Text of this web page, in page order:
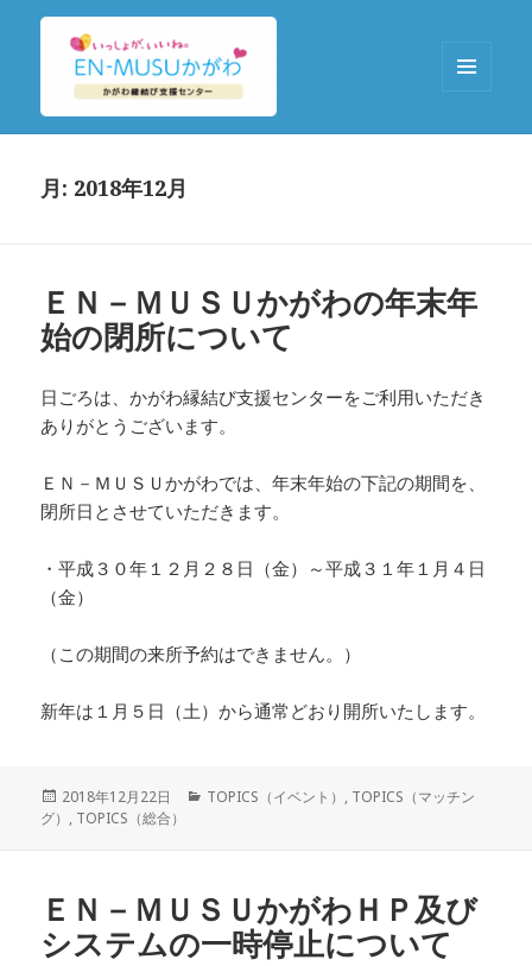
月: 2018年12月
ＥＮ－ＭＵＳＵかがわの年末年
始の閉所について
日ごろは、かがわ縁結び支援センターをご利用いただき
ありがとうございます。
ＥＮ－ＭＵＳＵかがわでは、年末年始の下記の期間を、
閉所日とさせていただきます。
・平成３０年１２月２８日（金）～平成３１年１月４日
（金）
（この期間の来所予約はできません。）
新年は１月５日（土）から通常どおり開所いたします。
投
2018年12月22日
カ
TOPICS（イベント） , TOPICS（マッチン
グ） , TOPICS（総合）
ＥＮ－ＭＵＳＵかがわＨＰ及び
システムの一時停止について